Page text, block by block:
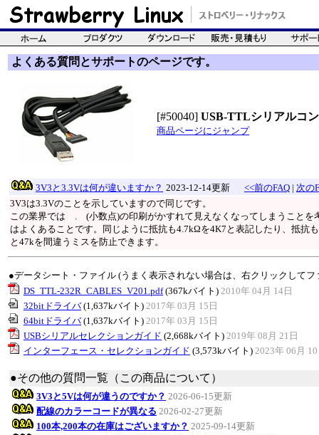
よくある質問とサポートのページです。
[#50040] USB-TTLシリアルコ
商品ページにジャンプ
3V3と3.3Vは何が違いますか？ 2023-12-14更新 <<前のFAQ | 次の
3V3は3.3Vのことを示していますので同じです。
この業界では . (小数点)の印刷がかすれて見えなくなってしまうことを
はよくあることです。同じように抵抗も4.7kΩを4K7と表記したり、抵抗
と47kを間違うミスを防止できます。
●データシート・ファイル (うまく表示されない場合は、右クリックして
DS_TTL-232R_CABLES_V201.pdf(367kバイト) 2010年 04月 14日
32bitドライバ(1,637kバイト) 2017年 03月 15日
64bitドライバ(1,637kバイト) 2017年 03月 15日
USBシリアルセレクションガイド (2,668kバイト) 2019年 08月 21日
インターフェース・セレクションガイド (3,573kバイト) 2023年 06月
●その他の質問一覧（この商品について）
3V3と5Vは何が違うのですか？ 2026-06-15更新
配線のカラーコードが異なる 2026-02-27更新
100本,200本の在庫はございますか？ 2025-09-14更新